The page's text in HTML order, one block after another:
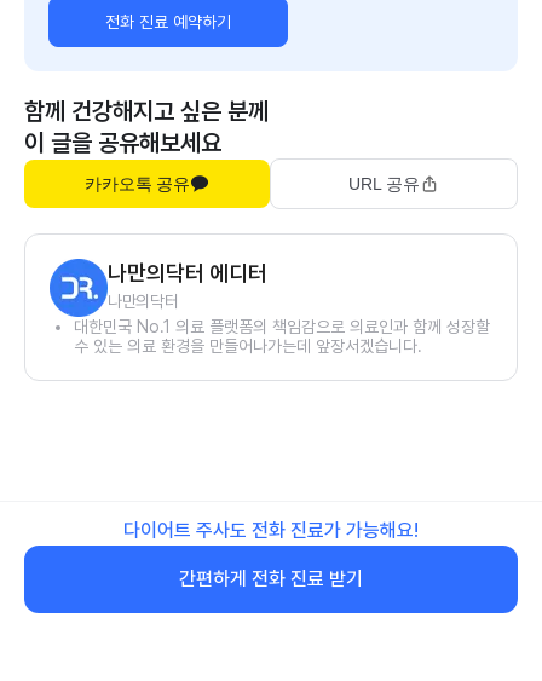
전화 진료 예약하기
함께 건강해지고 싶은 분께
이 글을 공유해보세요
카카오톡 공유 URL 공유
나만의닥터 에디터
나만의닥터
대한민국 No.1 의료 플랫폼의 책임감으로 의료인과 함께 성장할
수 있는 의료 환경을 만들어나가는데 앞장서겠습니다.
다이어트 주사도 전화 진료가 가능해요!
간편하게 전화 진료 받기